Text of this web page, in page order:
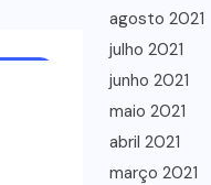
agosto 2021
julho 2021
junho 2021
maio 2021
abril 2021
março 2021